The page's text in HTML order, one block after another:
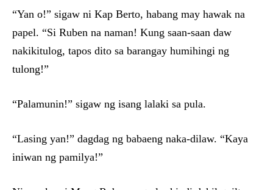
“Yan o!” sigaw ni Kap Berto, habang may hawak na
papel. “Si Ruben na naman! Kung saan-saan daw
nakikitulog, tapos dito sa barangay humihingi ng
tulong!”
“Palamunin!” sigaw ng isang lalaki sa pula.
“Lasing yan!” dagdag ng babaeng naka-dilaw. “Kaya
iniwan ng pamilya!”